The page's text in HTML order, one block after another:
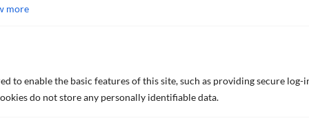
more
to enable the basic features of this site, such as providing secure
do not store any personally identifiable data.
太陽光熱反射技術